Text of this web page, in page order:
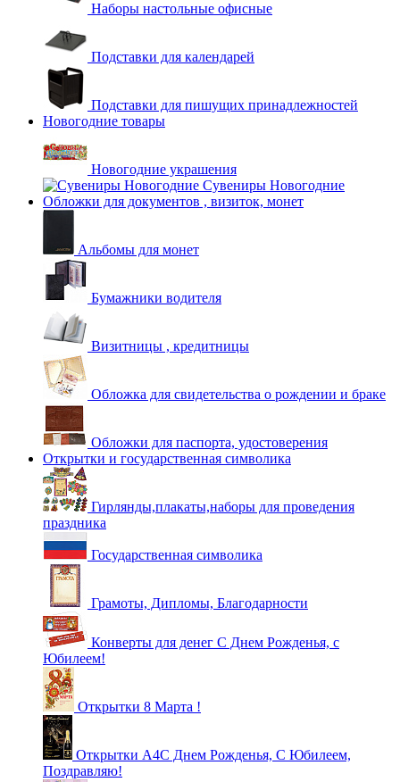
Наборы настольные офисные
Подставки для календарей
Подставки для пишущих принадлежностей
Новогодние товары
Новогодние украшения
Сувениры Новогодние
Обложки для документов , визиток, монет
Альбомы для монет
Бумажники водителя
Визитницы , кредитницы
Обложка для свидетельства о рождении и браке
Обложки для паспорта, удостоверения
Открытки и государственная символика
Гирлянды,плакаты,наборы для проведения
праздника
Государственная символика
Грамоты, Дипломы, Благодарности
Конверты для денег С Днем Рожденья, с
Юбилеем!
Открытки 8 Марта !
Открытки А4С Днем Рожденья, С Юбилеем,
Поздравляю!